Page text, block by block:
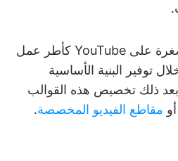
تعمل قوالب الصور المصغرة على YouTube كأطر عمل
توفير البنية الأساسية
ذلك تخصيص هذه القوالب
مقاطع الفيديو المخصصة.